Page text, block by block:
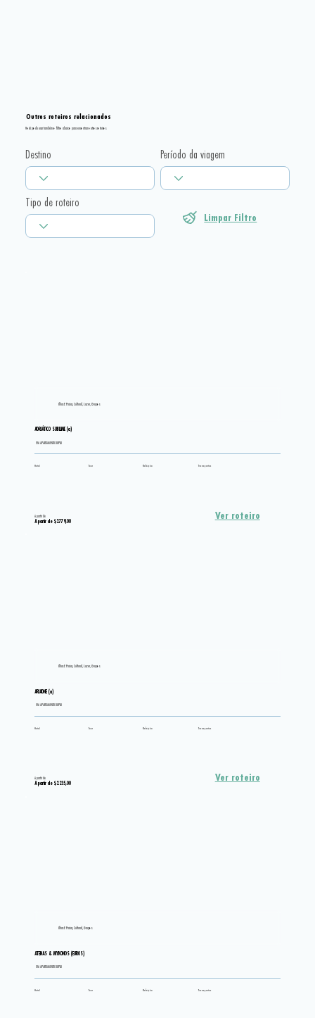
Ilhas E Praias, Cultural, Lazer, Grupos
Ver roteiro
A partir de $2.779,00
A partir de
ADRIÁTICO SUBLIME (a)
EM APARTAMENTO DUPLO
Hotel Tour Refeição Transportes
Ilhas E Praias, Cultural, Lazer, Grupos
Ver roteiro
A partir de $2.235,00
A partir de
ARIADNE (a)
EM APARTAMENTO DUPLO
Hotel Tour Refeição Transportes
Ilhas E Praias, Cultural, Grupos
ATENAS & MYKONOS (EUROS)
EM APARTAMENTO DUPLO
Hotel Tour Refeição Transportes
Você pode usar também o filtro abaixo para encontrar outros roteiros
Outros roteiros relacionados
Tipo de roteiro
Destino Período da viagem
Limpar Filtro